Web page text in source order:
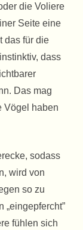
die Voliere
Seite eine
das für die
dass
Das mag
Vögel haben
sodass
wird von
so zu
„eingepfercht”
fühlen sich